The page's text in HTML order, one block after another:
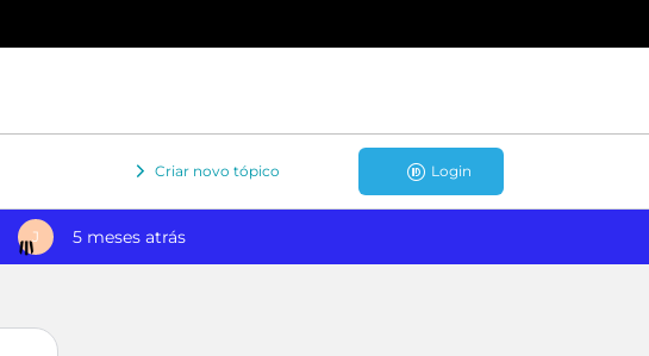
Criar novo tópico Login
J 5 meses atrás